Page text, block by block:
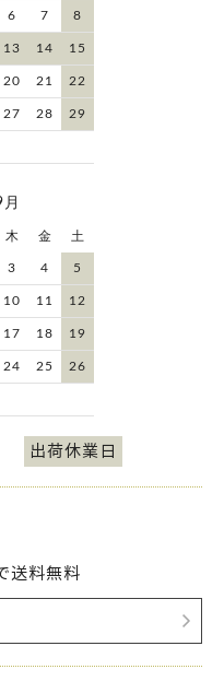
6 7 8
13 14 15
20 21 22
27 28 29
木 金 土
3 4 5
10 11 12
17 18 19
24 25 26
出荷休業日
送料無料